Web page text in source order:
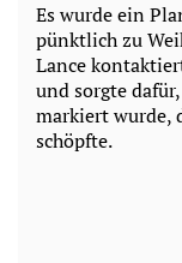
Es wurde ein
pünktlich zu
Lance
und sorgte
markiert wurde,
schöpfte.